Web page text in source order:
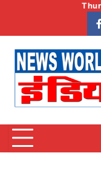
content